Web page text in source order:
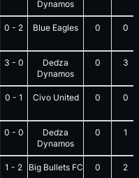
Dynamos
0 - 2 Blue Eagles 0 0
3 - 0
Dedza
Dynamos
0 3
0 - 1 Civo United 0 0
0 - 0
Dedza
Dynamos
0 1
1 - 2 Big Bullets FC 0 2